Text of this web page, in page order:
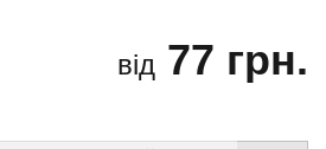
від 77 грн.